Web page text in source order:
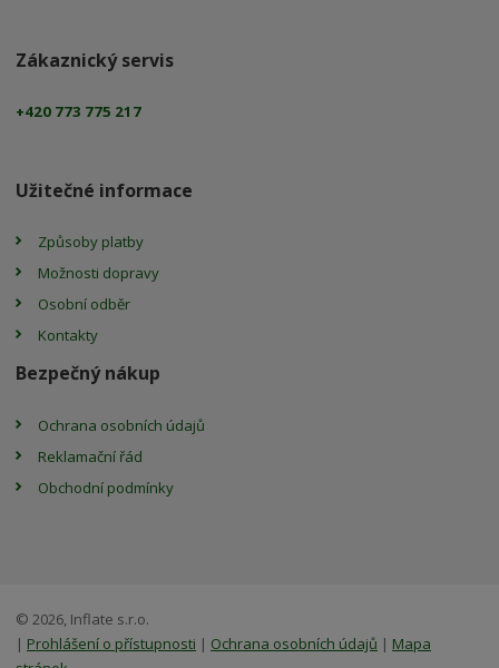
Zákaznický servis
+420 773 775 217
Užitečné informace
Způsoby platby
Možnosti dopravy
Osobní odběr
Kontakty
Bezpečný nákup
Ochrana osobních údajů
Reklamační řád
Obchodní podmínky
© 2026, Inflate s.r.o.
| Prohlášení o přístupnosti | Ochrana osobních údajů | Mapa